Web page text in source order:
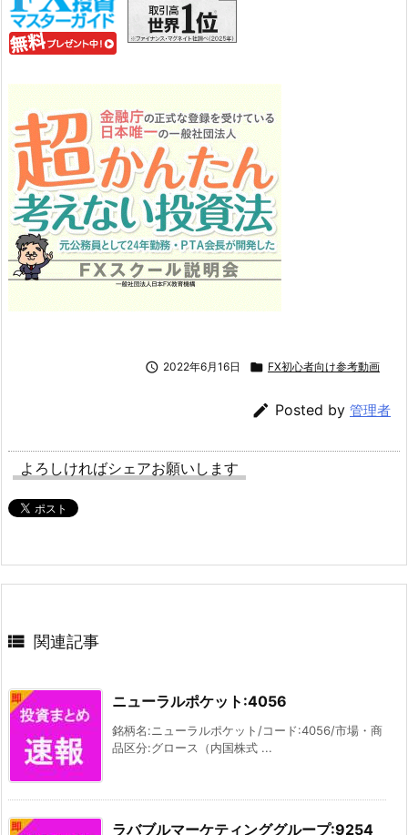
 2022年6月16日  FX初心者向け参考動画
 Posted by 管理者
よろしければシェアお願いします
 関連記事
ニューラルポケット:4056
銘柄名:ニューラルポケット/コード:4056/市場・商
品区分:グロース（内国株式 ...
ラバブルマーケティンググループ:9254